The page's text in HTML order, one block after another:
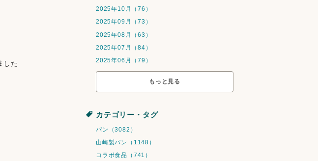
した
2025年10月（76）
2025年09月（73）
2025年08月（63）
2025年07月（84）
2025年06月（79）
もっと見る
カテゴリー・タグ
パン（3082）
山崎製パン（1148）
コラボ食品（741）